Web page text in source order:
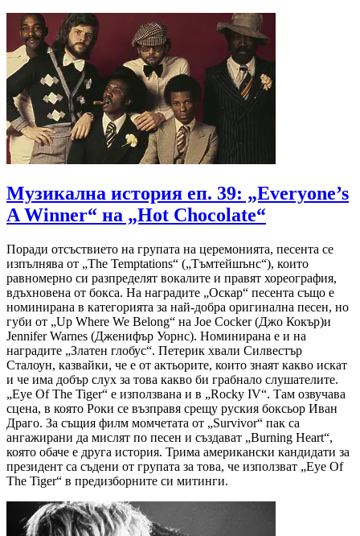
Музикална история еп. 39: „Everyone’s
A Winner“ на „Hot Chocolate“
Поради отсъствието на групата на церемонията, песента се
изпълнява от „The Temptations“ („Тъмтейшънс“), които
равномерно си разпределят вокалите и правят хореография,
вдъхновена от бокса. На наградите „Оскар“ песента също е
номинирана в категорията за най-добра оригинална песен, но
губи от „Up Where We Belong“ на Joe Cocker (Джо Кокър)и
Jennifer Warnes (Дженифър Уорнс). Номинирана е и на
наградите „Златен глобус“. Петерик хвали Силвестър
Сталоун, казвайки, че е от актьорите, които знаят какво искат
и че има добър слух за това какво би грабнало слушателите.
„Eye Of The Tiger“ е използвана и в „Rocky IV“. Там озвучава
сцена, в която Роки се възправя срещу руския боксьор Иван
Драго. За същия филм момчетата от „Survivor“ пак са
ангажирани да мислят по песен и създават „Burning Heart“,
която обаче е друга история. Трима американски кандидати за
президент са съдени от групата за това, че използват „Eye Of
The Tiger“ в предизборните си митинги.